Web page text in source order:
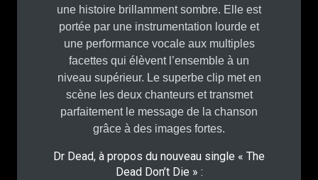
une histoire brillamment sombre. Elle est
portée par une instrumentation lourde et
une performance vocale aux multiples
facettes qui élèvent l’ensemble à un
niveau supérieur. Le superbe clip met en
scène les deux chanteurs et transmet
parfaitement le message de la chanson
grâce à des images fortes.
Dr Dead, à propos du nouveau single « The
Dead Don’t Die » :